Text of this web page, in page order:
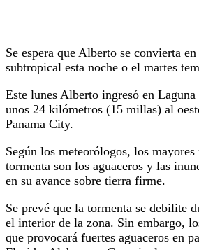
Se espera que Alberto se convierta
subtropical esta noche o el martes
Este lunes Alberto ingresó en
unos 24 kilómetros (15 millas) al
Panama City.
Según los meteorólogos, los
tormenta son los aguaceros y las
en su avance sobre tierra firme.
Se prevé que la tormenta se debilite
el interior de la zona. Sin embargo,
que provocará fuertes aguaceros en